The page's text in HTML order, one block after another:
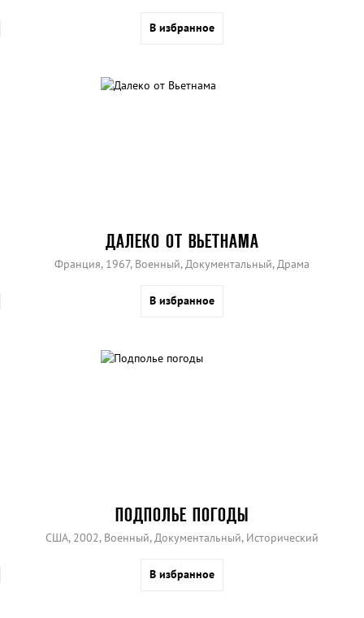
В избранное
ДАЛЕКО ОТ ВЬЕТНАМА
Франция, 1967, Военный, Документальный, Драма
В избранное
ПОДПОЛЬЕ ПОГОДЫ
США, 2002, Военный, Документальный, Исторический
В избранное